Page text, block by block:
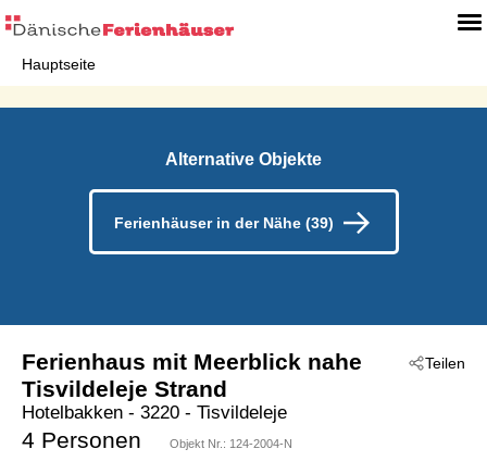
Hauptseite
Alternative Objekte
Ferienhäuser in der Nähe (39)
Teilen
Ferienhaus mit Meerblick nahe
Tisvildeleje Strand
Hotelbakken - 3220 - Tisvildeleje
4 Personen Objekt Nr.: 124-2004-N